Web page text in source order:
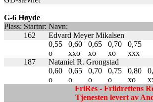
G-6 Høyde
Plass: Startnr: Navn:
162
Edvard Meyer Mikalsen
0,55
o
0,60
xxo
0,65
xo
0,70
xo
0,75
xxx
187
Nataniel R. Grongstad
0,60
o
0,65
o
0,70
o
0,75
o
0,80
xo
FriRes - Friidrettens
Tjenesten levert av